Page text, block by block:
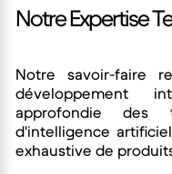
Notre Expertise
Notre savoir-faire
développement
approfondie des
d'intelligence
exhaustive de